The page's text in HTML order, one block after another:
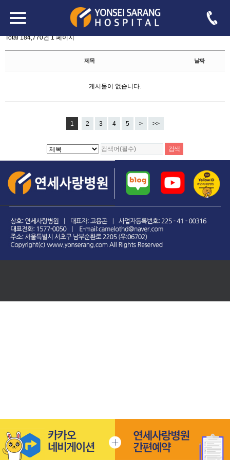
자유게시판
Total 184,770건1 페이지
제목 날짜
게시물이 없습니다.
1 2 3 4 5 > >>